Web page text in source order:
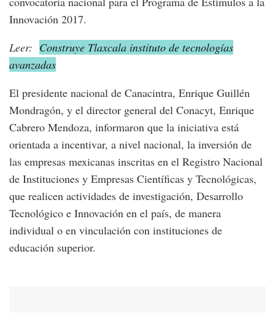
Innovación 2017.
Leer: Construye Tlaxcala instituto de tecnologías
avanzadas
El presidente nacional de Canacintra, Enrique Guillén
Mondragón, y el director general del Conacyt, Enrique
Cabrero Mendoza, informaron que la iniciativa está
orientada a incentivar, a nivel nacional, la inversión de
las empresas mexicanas inscritas en el Registro Nacional
de Instituciones y Empresas Científicas y Tecnológicas,
que realicen actividades de investigación, Desarrollo
Tecnológico e Innovación en el país, de manera
individual o en vinculación con instituciones de
educación superior.